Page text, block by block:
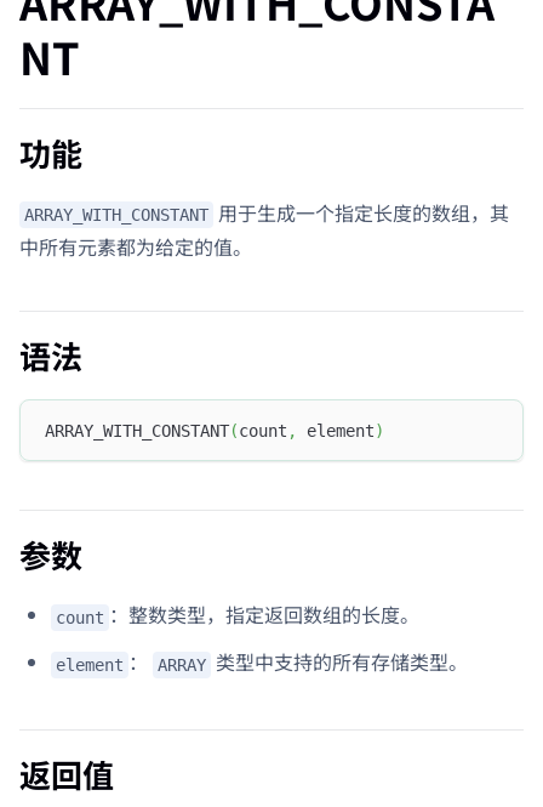
NT
功能
ARRAY_WITH_CONSTANT 用于生成一个指定长度的数组，其
中所有元素都为给定的值。
语法
ARRAY_WITH_CONSTANT(count , element)
参数
count ：整数类型，指定返回数组的长度。
element ： ARRAY 类型中支持的所有存储类型。
返回值